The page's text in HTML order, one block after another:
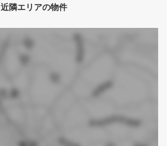
近隣エリアの物件